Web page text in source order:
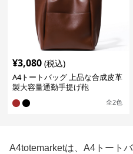
¥3,080 (税込)
A4トートバッグ 上品な合成皮革
製大容量通勤手提げ鞄
全2色
A4totemarketは、A4トート